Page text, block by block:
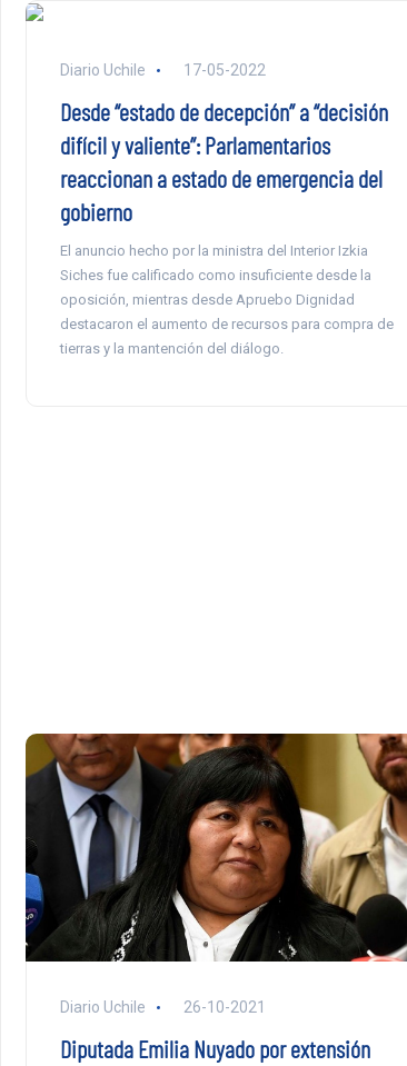
Diario Uchile 17-05-2022
Desde “estado de decepción” a “decisión
difícil y valiente”: Parlamentarios
reaccionan a estado de emergencia del
gobierno
El anuncio hecho por la ministra del Interior Izkia
Siches fue calificado como insuficiente desde la
oposición, mientras desde Apruebo Dignidad
destacaron el aumento de recursos para compra de
tierras y la mantención del diálogo.
Diario Uchile 26-10-2021
Diputada Emilia Nuyado por extensión